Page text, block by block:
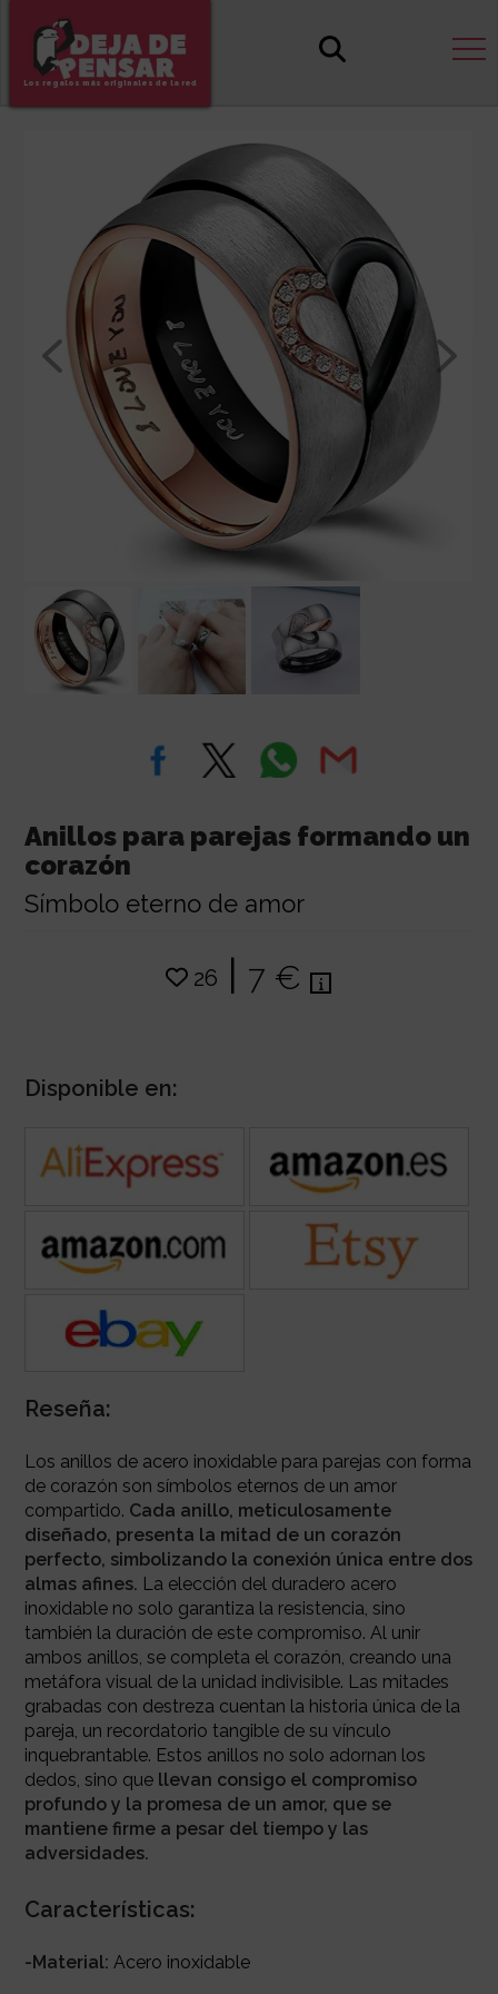
Los regalos más originales de la red
Anillos para parejas formando un
corazón
Símbolo eterno de amor
26 | 7 €
Disponible en:
Reseña:
Los anillos de acero inoxidable para parejas con forma
de corazón son símbolos eternos de un amor
compartido. Cada anillo, meticulosamente
diseñado, presenta la mitad de un corazón
perfecto, simbolizando la conexión única entre dos
almas afines. La elección del duradero acero
inoxidable no solo garantiza la resistencia, sino
también la duración de este compromiso. Al unir
ambos anillos, se completa el corazón, creando una
metáfora visual de la unidad indivisible. Las mitades
grabadas con destreza cuentan la historia única de la
pareja, un recordatorio tangible de su vínculo
inquebrantable. Estos anillos no solo adornan los
dedos, sino que llevan consigo el compromiso
profundo y la promesa de un amor, que se
mantiene firme a pesar del tiempo y las
adversidades.
Características:
-Material: Acero inoxidable